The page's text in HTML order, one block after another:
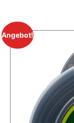
Angebot!